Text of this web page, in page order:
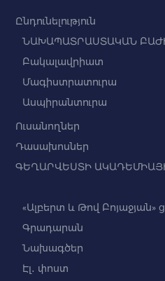
Ընդունելություն
ՆԱԽԱՊԱՏՐԱՍՏԱԿԱՆ
Բակալավրիատ
Մագիստրատուրա
Ասպիրանտուրա
Ուսանողներ
Դասախոսներ
ԳԵՂԱՐՎԵՍՏԻ
«Ալբերտ և Թով Բոյաջյան»
Գրադարան
Նախագծեր
Էլ․ փոստ